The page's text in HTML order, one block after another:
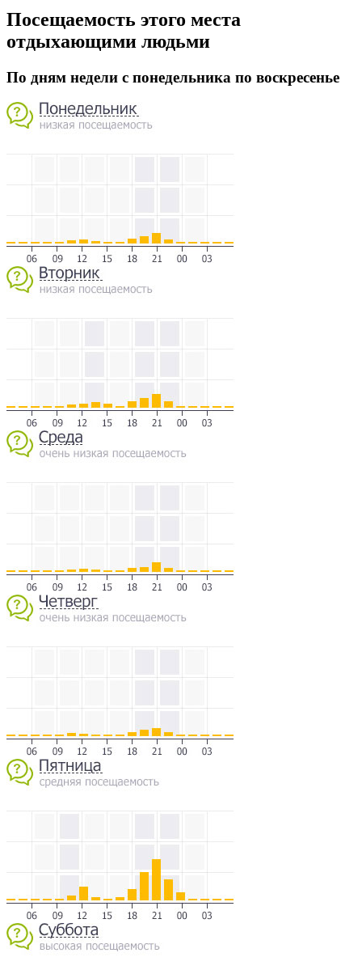
Посещаемость этого места
отдыхающими людьми
По дням недели с понедельника по воскресенье